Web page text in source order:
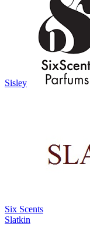
Sisley
Six Scents
Slatkin